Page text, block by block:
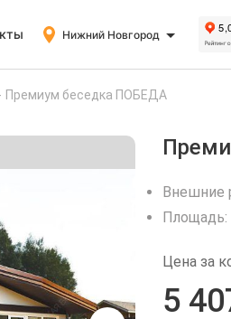
Нижний Новгород
Премиум беседка ПОБЕДА
Внешние
Площадь:
Цена за
5